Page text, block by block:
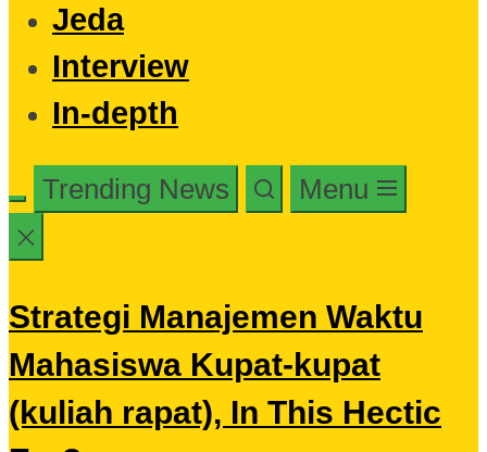
Jeda
Interview
In-depth
Trending News Menu
Strategi Manajemen Waktu
Mahasiswa Kupat-kupat
(kuliah rapat), In This Hectic